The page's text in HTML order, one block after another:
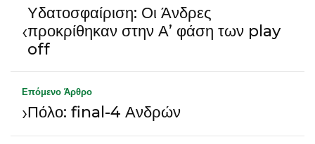
‹
Υδατοσφαίριση: Οι Άνδρες
προκρίθηκαν στην Α’ φάση των play
off
Επόμενο Άρθρο
›Πόλο: final-4 Ανδρών